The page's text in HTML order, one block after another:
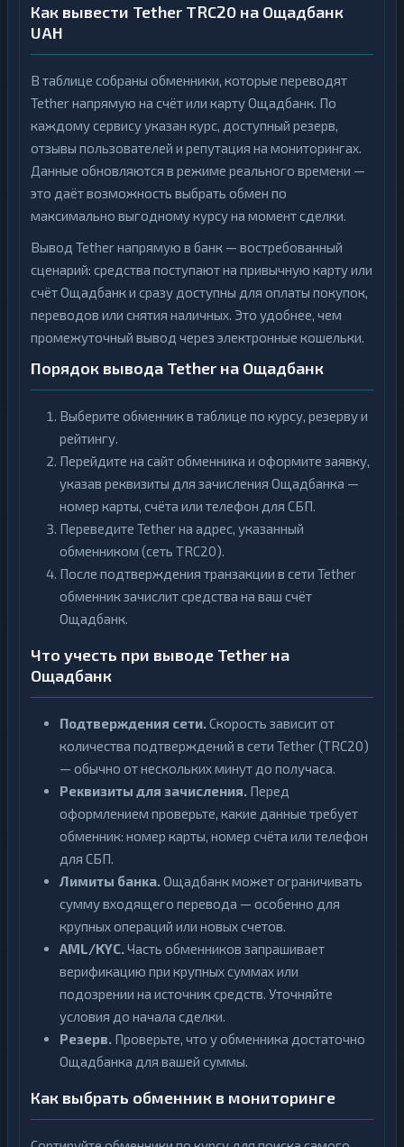
Как вывести Tether TRC20 на Ощадбанк
UAH
В таблице собраны обменники, которые переводят
Tether напрямую на счёт или карту Ощадбанк. По
каждому сервису указан курс, доступный резерв,
отзывы пользователей и репутация на мониторингах.
Данные обновляются в режиме реального времени —
это даёт возможность выбрать обмен по
максимально выгодному курсу на момент сделки.
Вывод Tether напрямую в банк — востребованный
сценарий: средства поступают на привычную карту или
счёт Ощадбанк и сразу доступны для оплаты покупок,
переводов или снятия наличных. Это удобнее, чем
промежуточный вывод через электронные кошельки.
Порядок вывода Tether на Ощадбанк
Выберите обменник в таблице по курсу, резерву и
рейтингу.
Перейдите на сайт обменника и оформите заявку,
указав реквизиты для зачисления Ощадбанка —
номер карты, счёта или телефон для СБП.
Переведите Tether на адрес, указанный
обменником (сеть TRC20).
После подтверждения транзакции в сети Tether
обменник зачислит средства на ваш счёт
Ощадбанк.
Что учесть при выводе Tether на
Ощадбанк
Подтверждения сети.Скорость зависит от
количества подтверждений в сети Tether (TRC20)
— обычно от нескольких минут до получаса.
Реквизиты для зачисления. Перед
оформлением проверьте, какие данные требует
обменник: номер карты, номер счёта или телефон
для СБП.
Лимиты банка.Ощадбанк может ограничивать
сумму входящего перевода — особенно для
крупных операций или новых счетов.
AML/KYC.Часть обменников запрашивает
верификацию при крупных суммах или
подозрении на источник средств. Уточняйте
условия до начала сделки.
Резерв. Проверьте, что у обменника достаточно
Ощадбанка для вашей суммы.
Как выбрать обменник в мониторинге